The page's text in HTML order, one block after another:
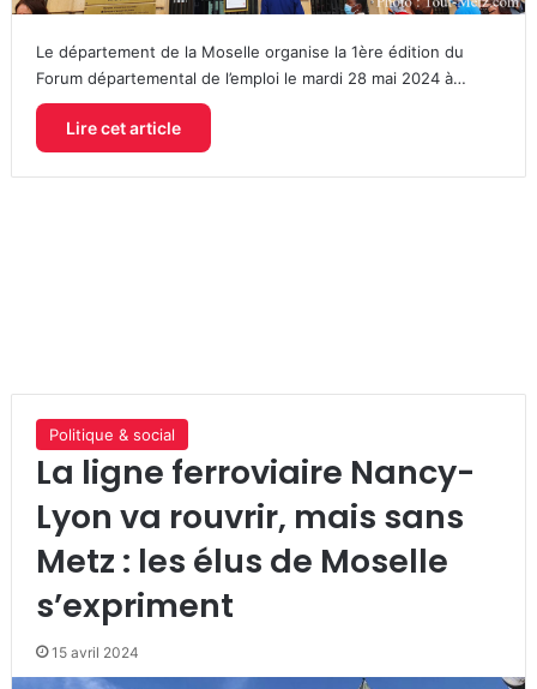
Le département de la Moselle organise la 1ère édition du
Forum départemental de l’emploi le mardi 28 mai 2024 à…
Lire cet article
Politique & social
La ligne ferroviaire Nancy-
Lyon va rouvrir, mais sans
Metz : les élus de Moselle
s’expriment
15 avril 2024